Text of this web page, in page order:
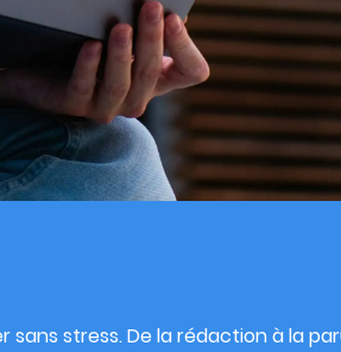
sans stress. De la rédaction à la